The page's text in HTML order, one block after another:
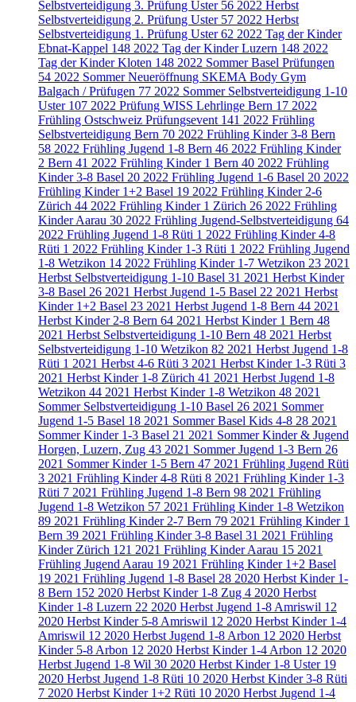
Selbstverteidigung 3. Prüfung Uster 56 2022 Herbst
Selbstverteidigung 2. Prüfung Uster 57 2022 Herbst
Selbstverteidigung 1. Prüfung Uster62 2022 Tag der Kinder
Ebnat-Kappel 148 2022 Tag der Kinder Luzern 148 2022
Tag der Kinder Kloten 148 2022 Sommer Basel Prüfungen
54 2022 Sommer Neueröffnung SKEMA Body Gym
Balgach / Prüfugen 77 2022 Sommer Selbstverteidigung 1-10
Uster 107 2022 Prüfung WISS Lehrlinge Bern 17 2022
Frühling Ostschweiz Prüfungsevent 141 2022 Frühling
Selbstverteidigung Bern 70 2022 Frühling Kinder 3-8 Bern
58 2022 Frühling Jugend 1-8 Bern 46 2022 Frühling Kinder
2 Bern 41 2022 Frühling Kinder 1 Bern 40 2022 Frühling
Kinder 3-8 Basel 20 2022 Frühling Jugend 1-6 Basel 20 2022
Frühling Kinder 1+2 Basel 19 2022 Frühling Kinder 2-6
Zürich 44 2022 Frühling Kinder 1 Zürich 26 2022 Frühling
Kinder Aarau 30 2022 Frühling Jugend-Selbstverteidigung 64
2022 Frühling Jugend 1-8 Rüti 1 2022 Frühling Kinder 4-8
Rüti 1 2022 Frühling Kinder 1-3 Rüti 1 2022 Frühling Jugend
1-8 Wetzikon 14 2022 Frühling Kinder 1-7 Wetzikon 23 2021
Herbst Selbstverteidigung 1-10 Basel 31 2021 Herbst Kinder
3-8 Basel 26 2021 Herbst Jugend 1-5 Basel 22 2021 Herbst
Kinder 1+2 Basel 23 2021 Herbst Jugend 1-8 Bern 44 2021
Herbst Kinder 2-8 Bern 64 2021 Herbst Kinder 1 Bern 48
2021 Herbst Selbstverteidigung 1-10 Bern 48 2021 Herbst
Selbstverteidigung 1-10 Wetzikon 82 2021 Herbst Jugend 1-8
Rüti 1 2021 Herbst 4-6 Rüti 3 2021 Herbst Kinder 1-3 Rüti 3
2021 Herbst Kinder 1-8 Zürich 41 2021 Herbst Jugend 1-8
Wetzikon 44 2021 Herbst Kinder 1-8 Wetzikon 48 2021
Sommer Selbstverteidigung 1-10 Basel 26 2021 Sommer
Jugend 1-5 Basel 18 2021 Sommer Basel Kids 4-8 28 2021
Sommer Kinder 1-3 Basel 21 2021 Sommer Kinder & Jugend
Horgen, Luzern, Zug 43 2021 Sommer Jugend 1-3 Bern 26
2021 Sommer Kinder 1-5 Bern 47 2021 Frühling Jugend Rüti
3 2021 Frühling Kinder 4-8 Rüti 8 2021 Frühling Kinder 1-3
Rüti 7 2021 Frühling Jugend 1-8 Bern 98 2021 Frühling
Jugend 1-8 Wetzikon 57 2021 Frühling Kinder 1-8 Wetzikon
89 2021 Frühling Kinder 2-7 Bern 79 2021 Frühling Kinder 1
Bern 39 2021 Frühling Kinder 3-8 Basel 31 2021 Frühling
Kinder Zürich 121 2021 Frühling Kinder Aarau 15 2021
Frühling Jugend Aarau 19 2021 Frühling Kinder 1+2 Basel
19 2021 Frühling Jugend 1-8 Basel 28 2020 Herbst Kinder 1-
8 Bern 152 2020 Herbst Kinder 1-8 Zug 4 2020 Herbst
Kinder 1-8 Luzern 22 2020 Herbst Jugend 1-8 Amriswil 12
2020 Herbst Kinder 5-8 Amriswil 12 2020 Herbst Kinder 1-4
Amriswil 12 2020 Herbst Jugend 1-8 Arbon 12 2020 Herbst
Kinder 5-8 Arbon 12 2020 Herbst Kinder 1-4 Arbon 12 2020
Herbst Jugend 1-8 Wil 30 2020 Herbst Kinder 1-8 Uster 19
2020 Herbst Jugend 1-8 Rüti 10 2020 Herbst Kinder 3-8 Rüti
7 2020 Herbst Kinder 1+2 Rüti 10 2020 Herbst Jugend 1-4